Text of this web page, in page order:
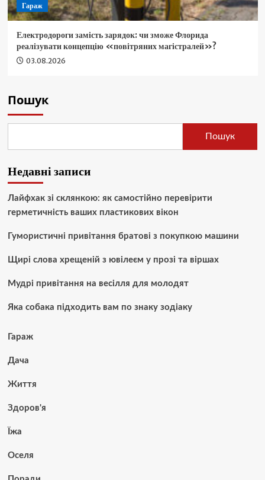
Гараж
Електродороги замість зарядок: чи зможе Флорида
реалізувати концепцію «повітряних магістралей»?
03.08.2026
Пошук
Пошук
Недавні записи
Лайфхак зі склянкою: як самостійно перевірити
герметичність ваших пластикових вікон
Гумористичні привітання братові з покупкою машини
Щирі слова хрещеній з ювілеєм у прозі та віршах
Мудрі привітання на весілля для молодят
Яка собака підходить вам по знаку зодіаку
Гараж
Дача
Життя
Здоров'я
Їжа
Оселя